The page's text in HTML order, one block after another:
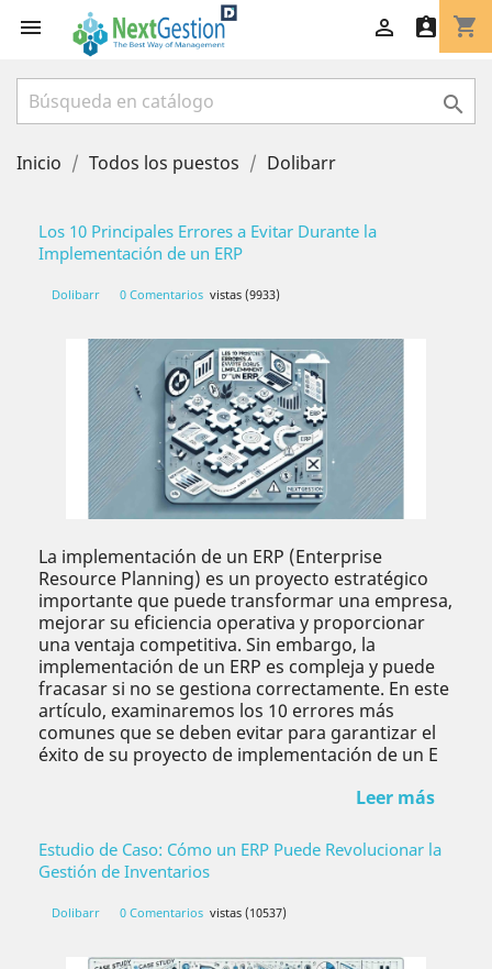
 shopping_cart
 

Inicio Todos los puestos Dolibarr
Los 10 Principales Errores a Evitar Durante la
Implementación de un ERP
Dolibarr 0 Comentarios vistas (9933)
La implementación de un ERP (Enterprise
Resource Planning) es un proyecto estratégico
importante que puede transformar una empresa,
mejorar su eficiencia operativa y proporcionar
una ventaja competitiva. Sin embargo, la
implementación de un ERP es compleja y puede
fracasar si no se gestiona correctamente. En este
artículo, examinaremos los 10 errores más
comunes que se deben evitar para garantizar el
éxito de su proyecto de implementación de un E
Leer más
Estudio de Caso: Cómo un ERP Puede Revolucionar la
Gestión de Inventarios
Dolibarr 0 Comentarios vistas (10537)